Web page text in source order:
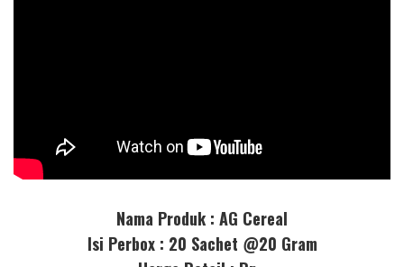
Nama Produk : AG Cereal
Isi Perbox : 20 Sachet @20 Gram